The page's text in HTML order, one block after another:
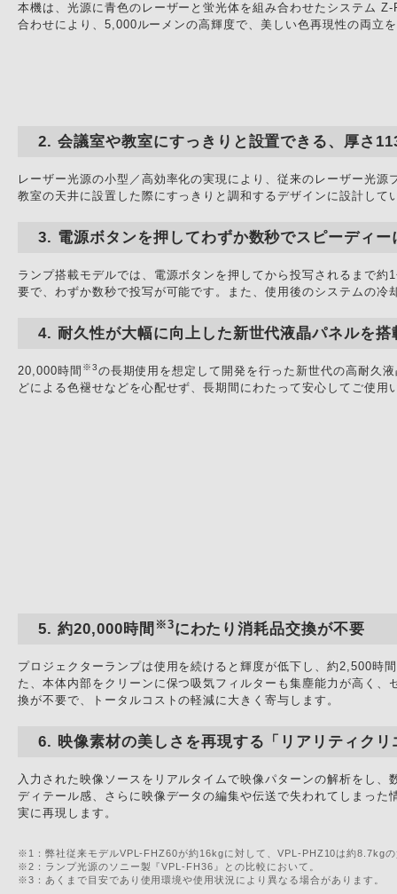
本機は、光源に青色のレーザーと蛍光体を組み合わせたシステム
合わせにより、5,000ルーメンの高輝度で、美しい色再現性の両立
会議室や教室にすっきりと設置できる、厚さ
レーザー光源の小型／高効率化の実現により、従来のレーザー光
教室の天井に設置した際にすっきりと調和するデザインに設計して
電源ボタンを押してわずか数秒でスピーディー
ランプ搭載モデルでは、電源ボタンを押してから投写されるまで約
要で、わずか数秒で投写が可能です。また、使用後のシステムの
耐久性が大幅に向上した新世代液晶パネルを搭
20,000時間 ※3の長期使用を想定して開発を行った新世代の高耐久
どによる色褪せなどを心配せず、長期間にわたって安心してご使用
約20,000時間 ※3にわたり消耗品交換が不要
プロジェクターランプは使用を続けると輝度が低下し、約2,500時
た、本体内部をクリーンに保つ吸気フィルターも集塵能力が高く
換が不要で、トータルコストの軽減に大きく寄与します。
映像素材の美しさを再現する「リアリティク
入力された映像ソースをリアルタイムで映像パターンの解析をし
ディテール感、さらに映像データの編集や伝送で失われてしまっ
実に再現します。
※1：弊社従来モデルVPL-FHZ60が約16kgに対して、VPL-PHZ10は約8.7kg
※2：ランプ光源のソニー製『VPL-FH36』との比較において。
※3：あくまで目安であり使用環境や使用状況により異なる場合があります。